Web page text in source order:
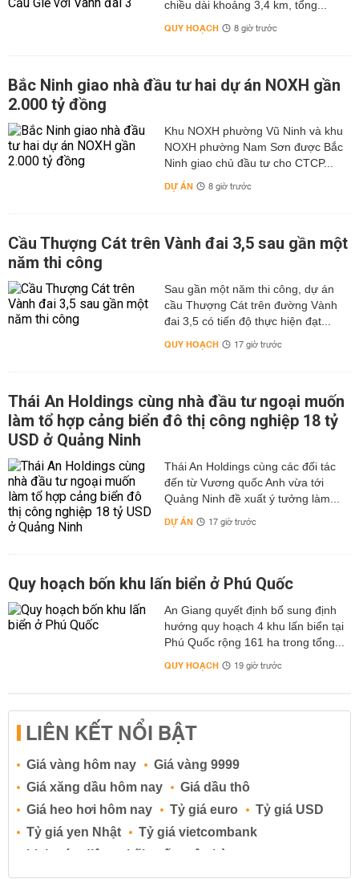
chiều dài khoảng 3,4 km, tổng...
QUY HOẠCH 8 giờ trước
Bắc Ninh giao nhà đầu tư hai dự án NOXH gần
2.000 tỷ đồng
Khu NOXH phường Vũ Ninh và khu
NOXH phường Nam Sơn được Bắc
Ninh giao chủ đầu tư cho CTCP...
DỰ ÁN 8 giờ trước
Cầu Thượng Cát trên Vành đai 3,5 sau gần một
năm thi công
Sau gần một năm thi công, dự án
cầu Thượng Cát trên đường Vành
đai 3,5 có tiến độ thực hiện đạt...
QUY HOẠCH 17 giờ trước
Thái An Holdings cùng nhà đầu tư ngoại muốn
làm tổ hợp cảng biển đô thị công nghiệp 18 tỷ
USD ở Quảng Ninh
Thái An Holdings cùng các đối tác
đến từ Vương quốc Anh vừa tới
Quảng Ninh đề xuất ý tưởng làm...
DỰ ÁN 17 giờ trước
Quy hoạch bốn khu lấn biển ở Phú Quốc
An Giang quyết định bổ sung định
hướng quy hoạch 4 khu lấn biển tại
Phú Quốc rộng 161 ha trong tổng...
QUY HOẠCH 19 giờ trước
LIÊN KẾT NỔI BẬT
Giá vàng hôm nay
Giá vàng 9999
Giá xăng dầu hôm nay
Giá dầu thô
Giá heo hơi hôm nay
Tỷ giá euro
Tỷ giá USD
Tỷ giá yen Nhật
Tỷ giá vietcombank
Lịch cúp điện
Lãi suất ngân hàng